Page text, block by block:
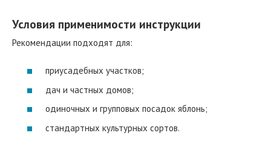
Условия применимости инструкции
Рекомендации подходят для:
приусадебных участков;
дач и частных домов;
одиночных и групповых посадок яблонь;
стандартных культурных сортов.